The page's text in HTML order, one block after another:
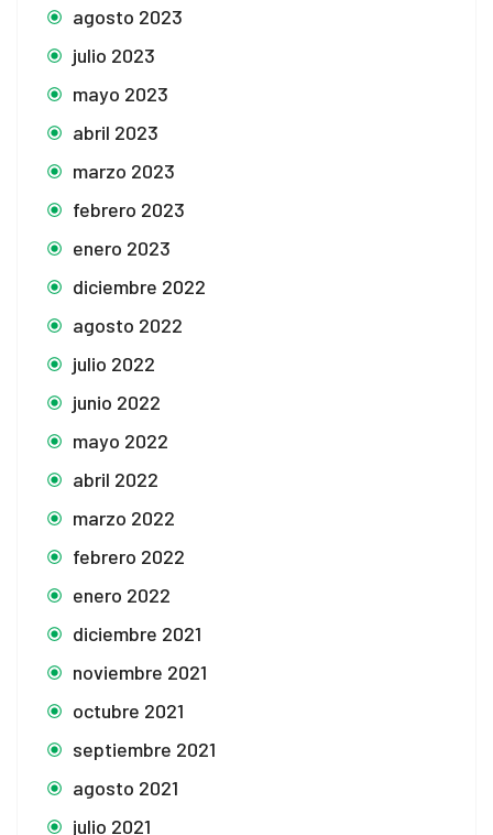
agosto 2023
julio 2023
mayo 2023
abril 2023
marzo 2023
febrero 2023
enero 2023
diciembre 2022
agosto 2022
julio 2022
junio 2022
mayo 2022
abril 2022
marzo 2022
febrero 2022
enero 2022
diciembre 2021
noviembre 2021
octubre 2021
septiembre 2021
agosto 2021
julio 2021